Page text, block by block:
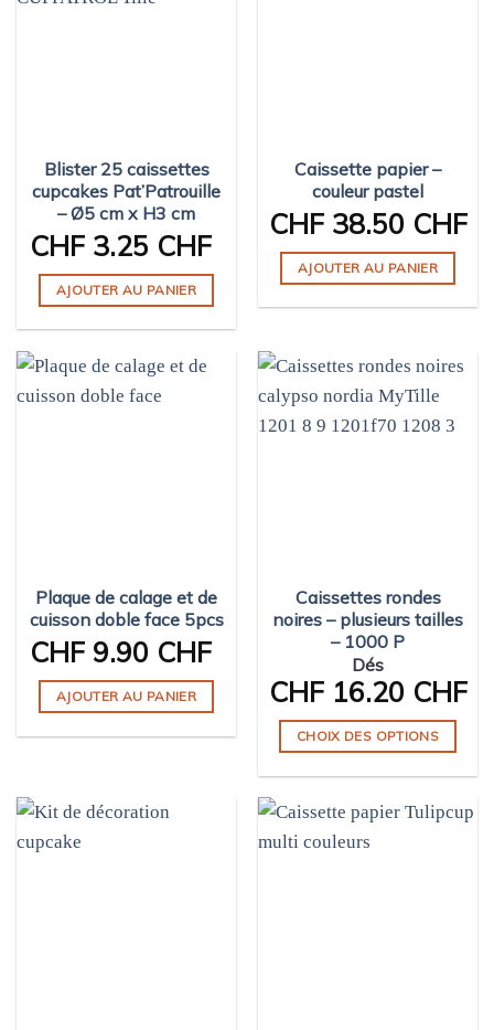
Blister 25 caissettes
cupcakes Pat’Patrouille
– Ø5 cm x H3 cm
CHF 3.25 CHF
AJOUTER AU PANIER
Caissette papier –
couleur pastel
CHF38.50 CHF
AJOUTER AU PANIER
Plaque de calage et de
cuisson doble face 5pcs
CHF 9.90 CHF
AJOUTER AU PANIER
Caissettes rondes
noires – plusieurs tailles
– 1000 P
Dés
CHF16.20 CHF
CHOIX DES OPTIONS
a
plusieurs